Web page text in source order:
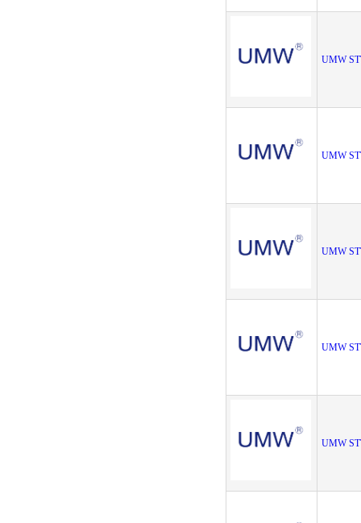
UMW
UMW
UMW
UMW
UMW